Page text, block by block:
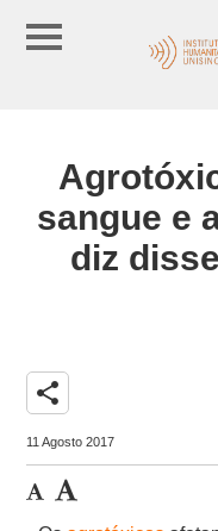
sangue e
diz
share
11 Agosto 2017